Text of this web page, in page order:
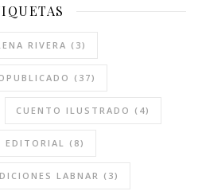
RIVERA (3)
(37)
CUENTO ILUSTRADO (4)
EDITORIAL (8)
LABNAR (3)